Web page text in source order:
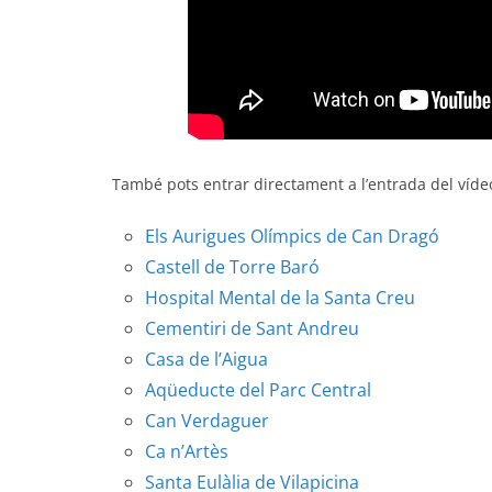
També pots entrar directament a l’entrada del
Els Aurigues Olímpics de Can Dragó
Castell de Torre Baró
Hospital Mental de la Santa Creu
Cementiri de Sant Andreu
Casa de l’Aigua
Aqüeducte del Parc Central
Can Verdaguer
Ca n’Artès
Santa Eulàlia de Vilapicina